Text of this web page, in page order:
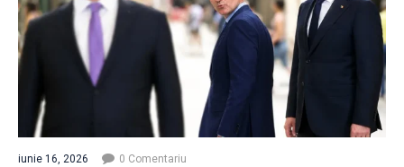
iunie 16, 2026 0 Comentariu